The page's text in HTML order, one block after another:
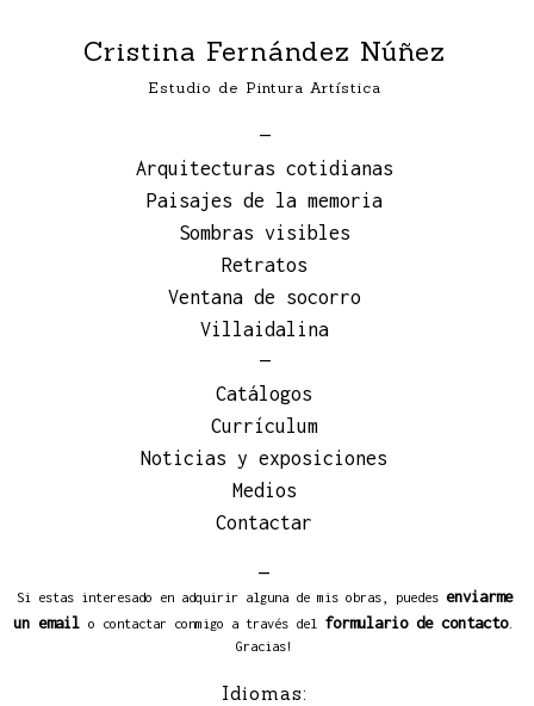
Cristina Fernández Núñez
Estudio de Pintura Artística
—
Arquitecturas cotidianas
Paisajes de la memoria
Sombras visibles
Retratos
Ventana de socorro
Villaidalina
—
Catálogos
Currículum
Noticias y exposiciones
Medios
Contactar
Si estas interesado en adquirir alguna de mis obras, puedes enviarme
un email o contactar conmigo a través del formulario de contacto.
Gracias!
Idiomas: